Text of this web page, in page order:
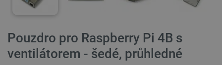
Pouzdro pro Raspberry Pi 4B s
ventilátorem - šedé, průhledné